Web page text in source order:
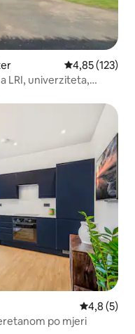
prosječna
4,85 (123)
LRI, univerziteta,
prosječna
4,8 (5)
po mjeri